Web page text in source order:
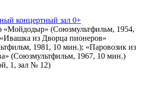
концертный зал 0+
«Мойдодыр» (Союзмультфильм, 1954,
из Дворца пионеров»
1981, 10 мин.); «Паровозик из
(Союзмультфильм, 1967, 10 мин.)
1, зал № 12)